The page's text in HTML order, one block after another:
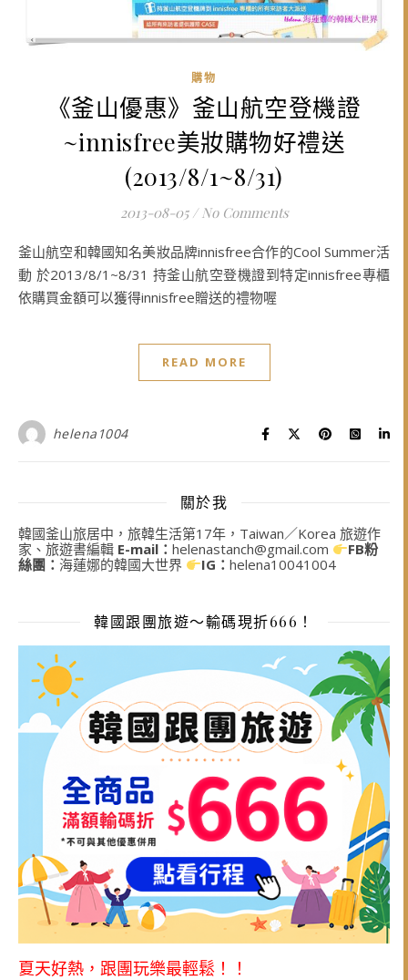
購物
《釜山優惠》釜山航空登機證
~innisfree美妝購物好禮送
(2013/8/1~8/31)
2013-08-05 / No Comments
釜山航空和韓國知名美妝品牌innisfree合作的Cool Summer活
動 於2013/8/1~8/31 持釜山航空登機證到特定innisfree專櫃
依購買金額可以獲得innisfree贈送的禮物喔
READ MORE
helena1004
關於我
韓國釜山旅居中，旅韓生活第17年，Taiwan／Korea 旅遊作
家、旅遊書編輯 E-mail： helenastanch@gmail.com
FB粉
絲團： 海蓮娜的韓國大世界 IG：helena10041004
韓國跟團旅遊～輸碼現折666！
夏天好熱，跟團玩樂最輕鬆！！